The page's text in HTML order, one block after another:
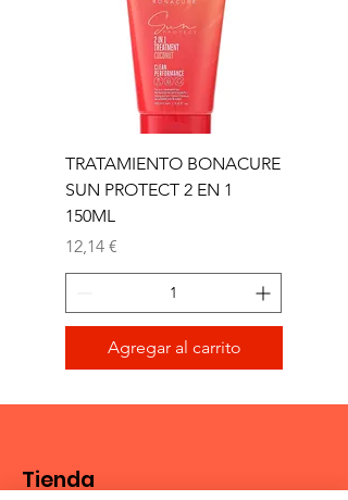
TRATAMIENTO BONACURE
SUN PROTECT 2 EN 1
150ML
Precio
12,14 €
Agregar al carrito
Tienda